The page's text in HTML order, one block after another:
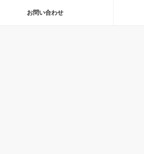
お問い合わせ